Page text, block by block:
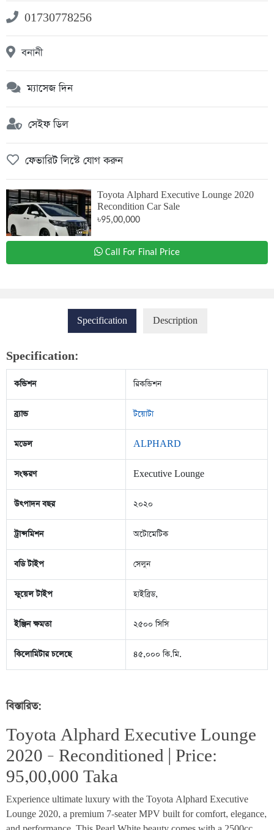
01730778256
বনানী
ম্যাসেজ দিন
সেইফ ডিল
ফেভারিট লিস্টে যোগ করুন
Toyota Alphard Executive Lounge 2020
Recondition Car Sale
৳95,00,000
Call For Final Price
Specification Description
Specification:
কন্ডিশন রিকন্ডিশন
ব্র্যান্ড টয়োটা
মডেল ALPHARD
সংস্করণ Executive Lounge
উৎপাদন বছর ২০২০
ট্রান্সমিশন অটোমেটিক
বডি টাইপ সেলুন
ফুয়েল টাইপ হাইব্রিড,
ইঞ্জিন ক্ষমতা ২৫০০ সিসি
কিলোমিটার চলেছে ৪৫,০০০ কি.মি.
বিস্তারিত:
Toyota Alphard Executive Lounge
2020 – Reconditioned | Price:
95,00,000 Taka
Experience ultimate luxury with the Toyota Alphard Executive
Lounge 2020, a premium 7-seater MPV built for comfort, elegance,